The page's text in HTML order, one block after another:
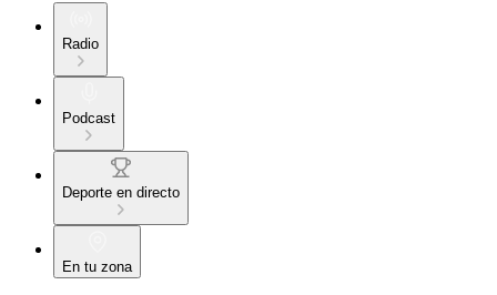
Radio
Podcast
Deporte en directo
En tu zona